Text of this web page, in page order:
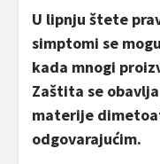
U lipnju štete
simptomi se
kada mnogi
Zaštita se
materije
odgovarajućim.